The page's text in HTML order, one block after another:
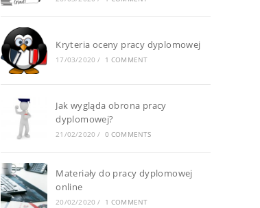
Kryteria oceny pracy dyplomowej
17/03/2020 / 1 COMMENT
Jak wygląda obrona pracy
dyplomowej?
21/02/2020 / 0 COMMENTS
Materiały do pracy dyplomowej
online
20/02/2020 / 1 COMMENT